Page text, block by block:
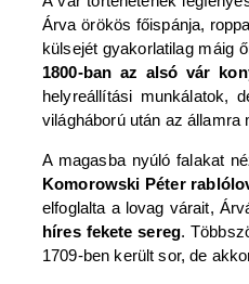
Árva örökös főispánja,
külsejét gyakorlatilag máig
1800-ban az alsó vár
helyreállítási munkálatok,
világháború után az államra
A magasba nyúló falakat
Komorowski Péter
elfoglalta a lovag várait,
híres fekete sereg.
1709-ben került sor, de